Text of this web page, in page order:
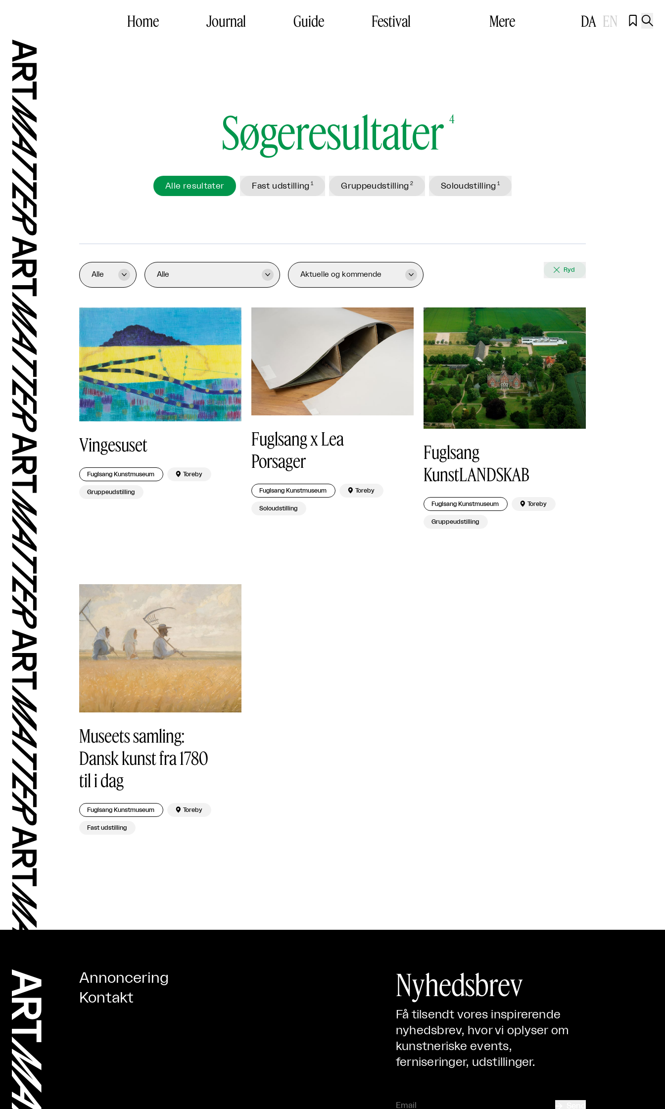
Home Journal Guide Festival Mere DA EN  
Søgeresultater 4
Alle resultater Fast udstilling 1 Gruppeudstilling 2 Soloudstilling 1
Alle  Alle  Aktuelle og kommende 
 Ryd
Vingesuset
Fuglsang Kunstmuseum  Toreby
Gruppeudstilling
Fuglsang x Lea
Porsager
Fuglsang Kunstmuseum  Toreby
Soloudstilling
Fuglsang
KunstLANDSKAB
Fuglsang Kunstmuseum  Toreby
Gruppeudstilling
Museets samling:
Dansk kunst fra 1780
til i dag
Fuglsang Kunstmuseum  Toreby
Fast udstilling
Annoncering
Kontakt
Nyhedsbrev
Få tilsendt vores inspirerende
nyhedsbrev, hvor vi oplyser om
kunstneriske events,
ferniseringer, udstillinger.